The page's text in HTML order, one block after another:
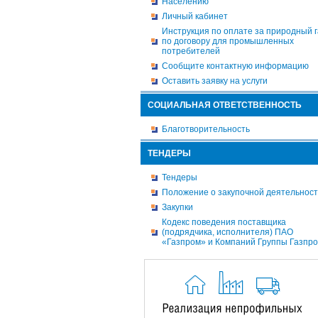
Личный кабинет
Инструкция по оплате за природный
по договору для промышленных
потребителей
Сообщите контактную информацию
Оставить заявку на услуги
СОЦИАЛЬНАЯ ОТВЕТСТВЕННОСТЬ
Благотворительность
ТЕНДЕРЫ
Тендеры
Положение о закупочной
Закупки
Кодекс поведения поставщика
(подрядчика, исполнителя) ПАО
«Газпром» и Компаний Группы